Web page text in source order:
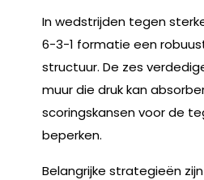
In wedstrijden tegen
6-3-1 formatie een
structuur. De zes
muur die druk kan
scoringskansen voor de
beperken.
Belangrijke strategieën